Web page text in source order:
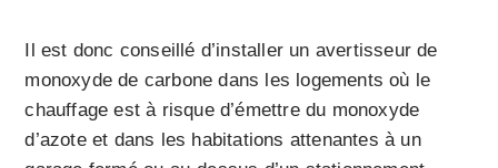
Il est donc conseillé d’installer un avertisseur de
monoxyde de carbone dans les logements où le
chauffage est à risque d’émettre du monoxyde
d’azote et dans les habitations attenantes à un